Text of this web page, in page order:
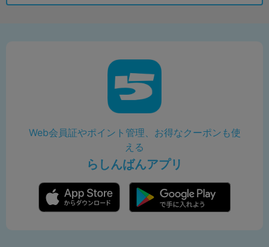
Web会員証やポイント管理、お得なクーポンも使
える
らしんばんアプリ